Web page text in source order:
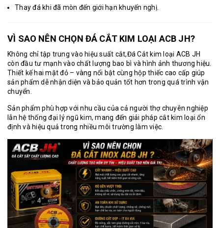
Thay đá khi đã mòn đến giới hạn khuyến nghị.
VÌ SAO NÊN CHỌN ĐÁ CẮT KIM LOẠI ACB JH?
Không chỉ tập trung vào hiệu suất cắt,Đá Cắt kim loại ACB JH
còn đầu tư mạnh vào chất lượng bao bì và hình ảnh thương hiệu.
Thiết kế hai mặt đỏ – vàng nổi bật cùng hộp thiếc cao cấp giúp
sản phẩm dễ nhận diện và bảo quản tốt hơn trong quá trình vận
chuyển.
Sản phẩm phù hợp với nhu cầu của cả người thợ chuyên nghiệp
lẫn hệ thống đại lý ngũ kim, mang đến giải pháp cắt kim loại ổn
định và hiệu quả trong nhiều môi trường làm việc.